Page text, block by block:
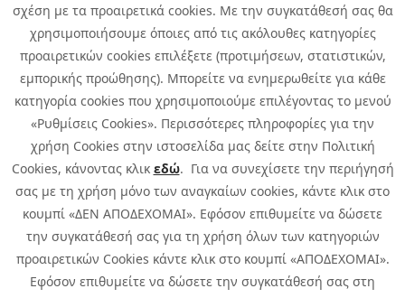
σχέση με τα προαιρετικά cookies. Με την συγκατάθεσή σας θα
χρησιμοποιήσουμε όποιες από τις ακόλουθες κατηγορίες
προαιρετικών cookies επιλέξετε (προτιμήσεων, στατιστικών,
εμπορικής προώθησης). Μπορείτε να ενημερωθείτε για κάθε
κατηγορία cookies που χρησιμοποιούμε επιλέγοντας το μενού
«Ρυθμίσεις Cookies». Περισσότερες πληροφορίες για την
χρήση Cookies στην ιστοσελίδα μας δείτε στην Πολιτική
Cookies, κάνοντας κλικ εδώ. Για να συνεχίσετε την περιήγησή
σας με τη χρήση μόνο των αναγκαίων cookies, κάντε κλικ στο
κουμπί «ΔΕΝ ΑΠΟΔΕΧΟΜΑΙ». Εφόσον επιθυμείτε να δώσετε
την συγκατάθεσή σας για τη χρήση όλων των κατηγοριών
προαιρετικών Cookies κάντε κλικ στο κουμπί «ΑΠΟΔΕΧΟΜΑΙ».
Εφόσον επιθυμείτε να δώσετε την συγκατάθεσή σας στη